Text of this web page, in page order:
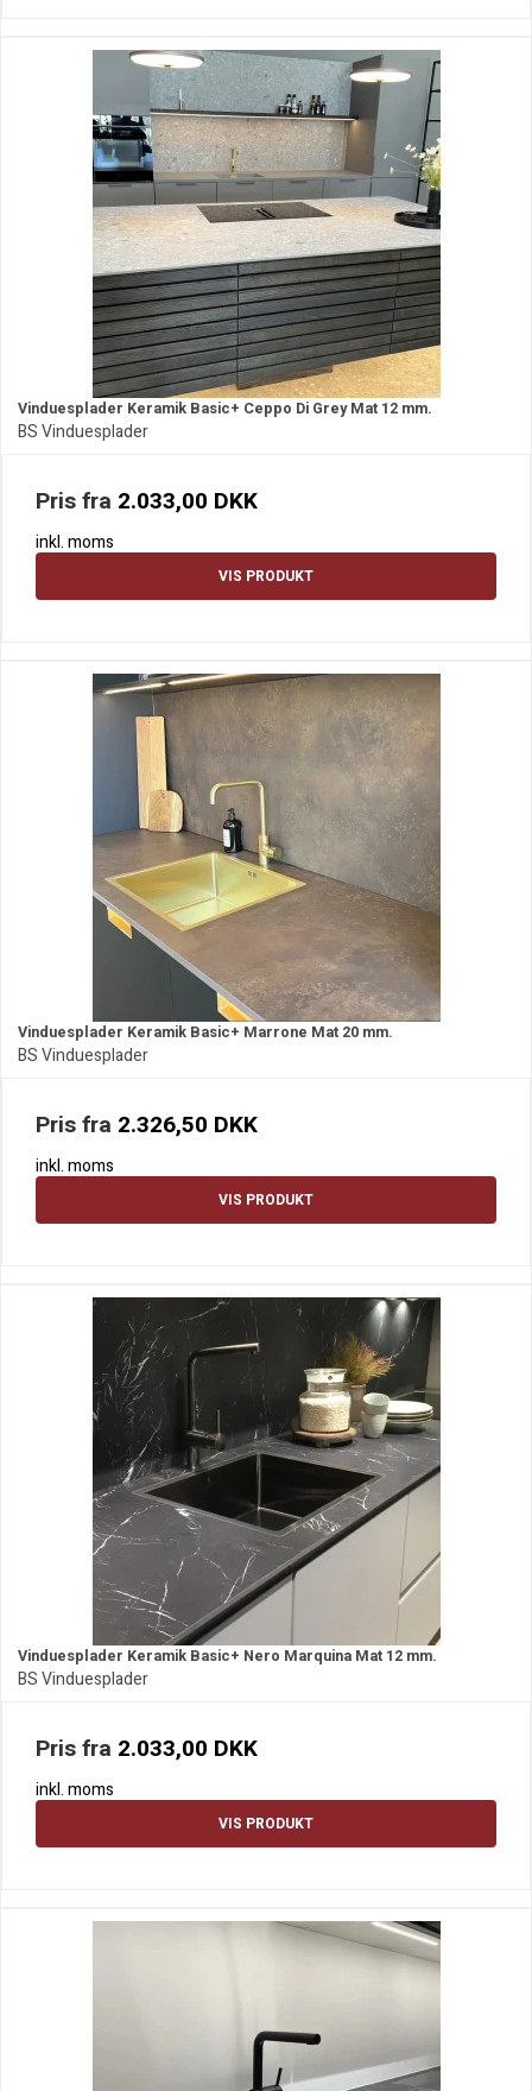
Vinduesplader Keramik Basic+ Ceppo Di Grey Mat 12 mm.
BS Vinduesplader
Pris fra 2.033,00 DKK
inkl. moms
VIS PRODUKT
Vinduesplader Keramik Basic+ Marrone Mat 20 mm.
BS Vinduesplader
Pris fra 2.326,50 DKK
inkl. moms
VIS PRODUKT
Vinduesplader Keramik Basic+ Nero Marquina Mat 12 mm.
BS Vinduesplader
Pris fra 2.033,00 DKK
inkl. moms
VIS PRODUKT